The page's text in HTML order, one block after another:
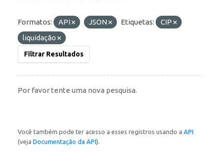
Formatos: API JSON Etiquetas:
CIP
liquidação
Filtrar Resultados
Por favor tente uma nova pesquisa.
Você também pode ter acesso a esses registros usando a API
(veja Documentação da API).